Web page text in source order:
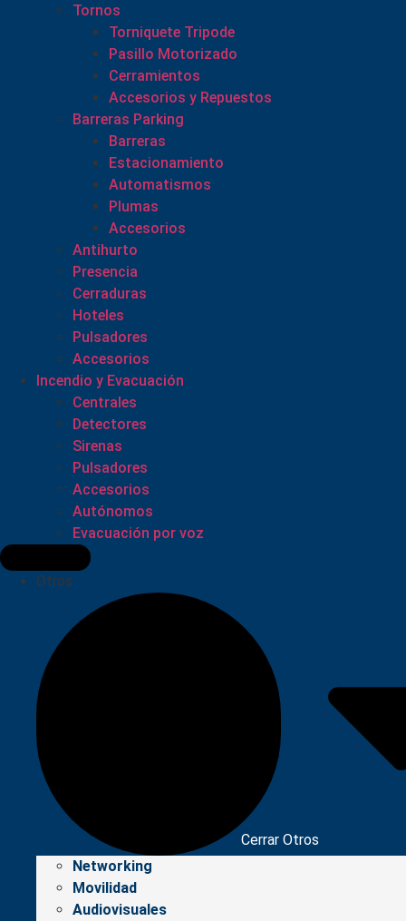
Tornos
Torniquete Tripode
Pasillo Motorizado
Cerramientos
Accesorios y Repuestos
Barreras Parking
Barreras
Estacionamiento
Automatismos
Plumas
Accesorios
Antihurto
Presencia
Cerraduras
Hoteles
Pulsadores
Accesorios
Incendio y Evacuación
Centrales
Detectores
Sirenas
Pulsadores
Accesorios
Autónomos
Evacuación por voz
Otros
Cerrar Otros
Networking
Movilidad
Audiovisuales